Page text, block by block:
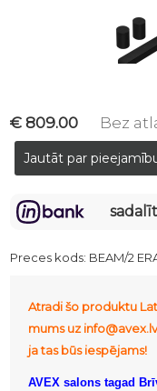
€ 809.00 Bez
Preces kods: BEAM/2
Atradi šo produktu
mums uz
ja tas būs iespējams!
AVEX salons tagad